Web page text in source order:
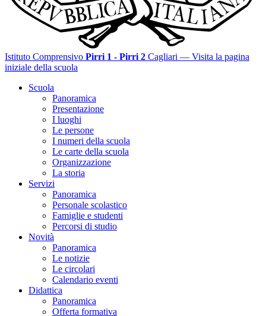
Istituto Comprensivo Pirri 1 - Pirri 2 Cagliari — Visita la pagina
iniziale della scuola
Scuola
Panoramica
Presentazione
I luoghi
Le persone
I numeri della scuola
Le carte della scuola
Organizzazione
La storia
Servizi
Panoramica
Personale scolastico
Famiglie e studenti
Percorsi di studio
Novità
Panoramica
Le notizie
Le circolari
Calendario eventi
Didattica
Panoramica
Offerta formativa